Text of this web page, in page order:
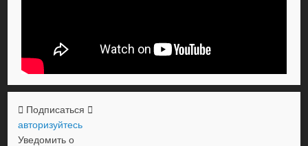
Подписаться
авторизуйтесь
Уведомить о